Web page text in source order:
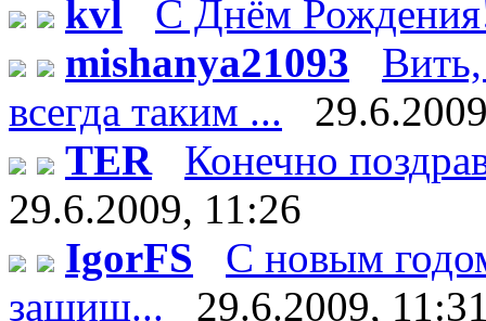
kvl
С Днём
mishanya21093
всегда таким ...
TER
Конечно
29.6.2009, 11:26
IgorFS
С новым
защищ...
29.6.2009,